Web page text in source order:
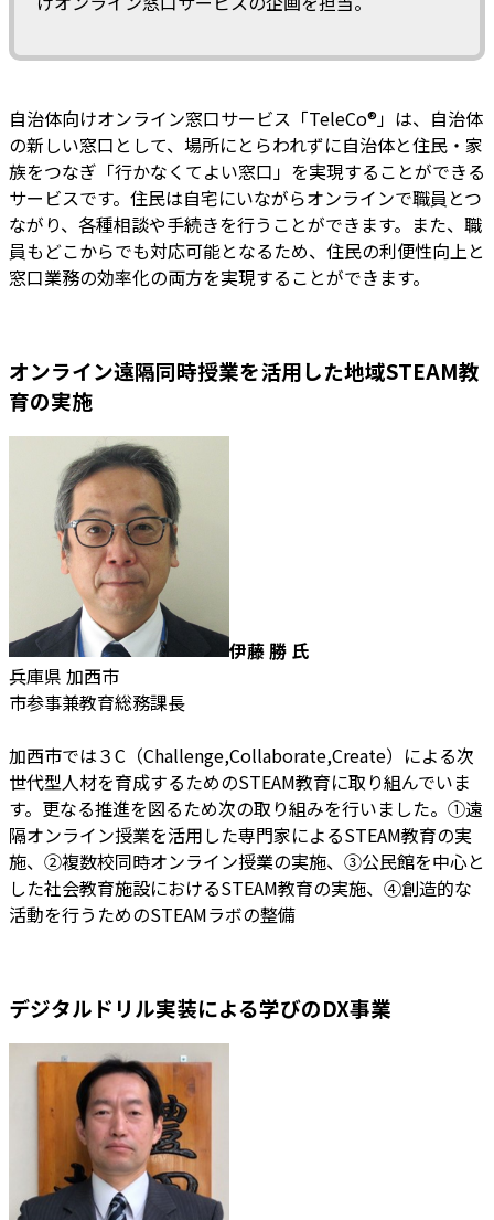
自治体向けオンライン窓口サービス「TeleCo®」は、自治体
の新しい窓口として、場所にとらわれずに自治体と住民・家
族をつなぎ「行かなくてよい窓口」を実現することができる
サービスです。住民は自宅にいながらオンラインで職員とつ
ながり、各種相談や手続きを行うことができます。また、職
員もどこからでも対応可能となるため、住民の利便性向上と
窓口業務の効率化の両方を実現することができます。
オンライン遠隔同時授業を活用した地域STEAM教
育の実施
伊藤 勝 氏
兵庫県 加西市
市参事兼教育総務課長
加西市では３C（Challenge,Collaborate,Create）による次
世代型人材を育成するためのSTEAM教育に取り組んでいま
す。更なる推進を図るため次の取り組みを行いました。①遠
隔オンライン授業を活用した専門家によるSTEAM教育の実
施、②複数校同時オンライン授業の実施、③公民館を中心と
した社会教育施設におけるSTEAM教育の実施、④創造的な
活動を行うためのSTEAMラボの整備
デジタルドリル実装による学びのDX事業